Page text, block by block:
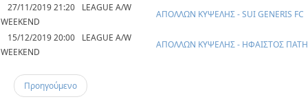
27/11/2019 21:20
LEAGUE A/W
WEEKEND
ΑΠΟΛΛΩΝ ΚΥΨΕΛΗΣ - SUI GENERIS FC
15/12/2019 20:00
LEAGUE A/W
WEEKEND
ΑΠΟΛΛΩΝ ΚΥΨΕΛΗΣ - ΗΦΑΙΣΤΟΣ
Προηγούμενο